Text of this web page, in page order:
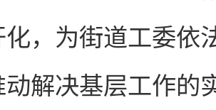
化，为街道工委依
动解决基层工作的